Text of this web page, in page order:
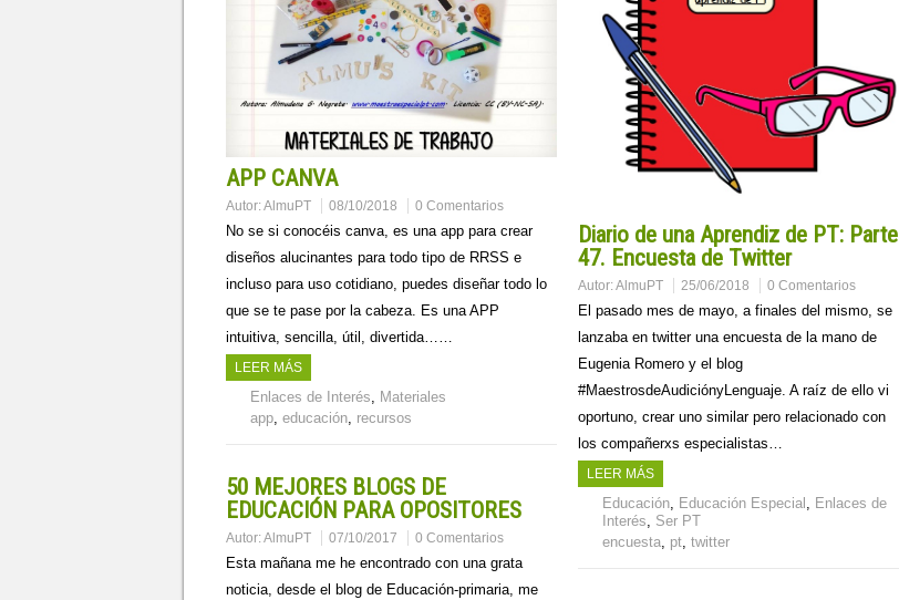
APP CANVA
Autor:AlmuPT 08/10/2018 0 Comentarios
No se si conocéis canva, es una app para crear
diseños alucinantes para todo tipo de RRSS e
incluso para uso cotidiano, puedes diseñar todo lo
que se te pase por la cabeza. Es una APP
intuitiva, sencilla, útil, divertida……
LEER MÁS
Enlaces de Interés
Materiales
app educación recursos
Diario de una Aprendiz de PT: Parte
47. Encuesta de Twitter
Autor:AlmuPT 25/06/2018 0 Comentarios
El pasado mes de mayo, a finales del mismo, se
lanzaba en twitter una encuesta de la mano de
Eugenia Romero y el blog
#MaestrosdeAudiciónyLenguaje. A raíz de ello vi
oportuno, crear uno similar pero relacionado con
los compañerxs especialistas…
LEER MÁS
Educación Educación Especial
Enlaces de
Interés
Ser PT
encuesta pt twitter
50 MEJORES BLOGS DE
EDUCACIÓN PARA OPOSITORES
Autor:AlmuPT 07/10/2017 0 Comentarios
Esta mañana me he encontrado con una grata
noticia, desde el blog de Educación-primaria, me